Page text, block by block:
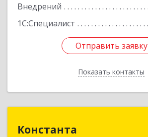
Внедрений
1С:Специалист
Отправить заявку
Показать контакты
Отправить заявку
Назад
Константа